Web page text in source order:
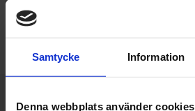
Samtycke Information
Denna webbplats använder cookies